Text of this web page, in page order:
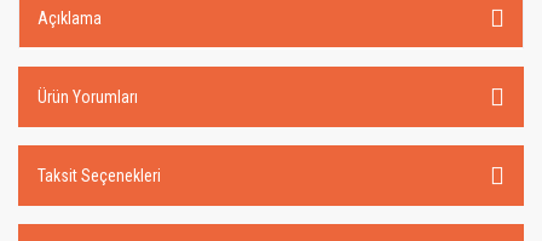
Açıklama
Ürün Yorumları
Taksit Seçenekleri